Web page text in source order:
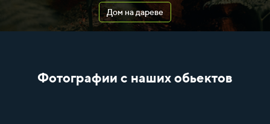
Дом на дареве
Фотографии с наших обьектов